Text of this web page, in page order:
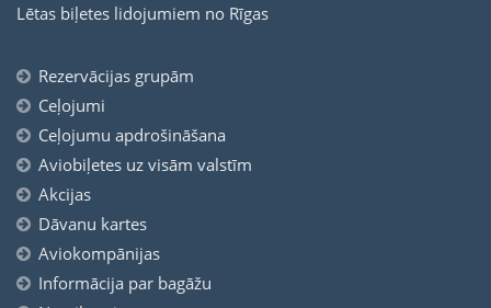
Lētas biļetes lidojumiem no Rīgas
Rezervācijas grupām
Ceļojumi
Ceļojumu apdrošināšana
Aviobiļetes uz visām valstīm
Akcijas
Dāvanu kartes
Aviokompānijas
Informācija par bagāžu